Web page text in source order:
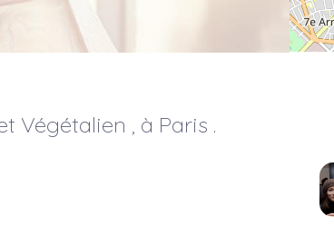
Végétalien , à Paris .